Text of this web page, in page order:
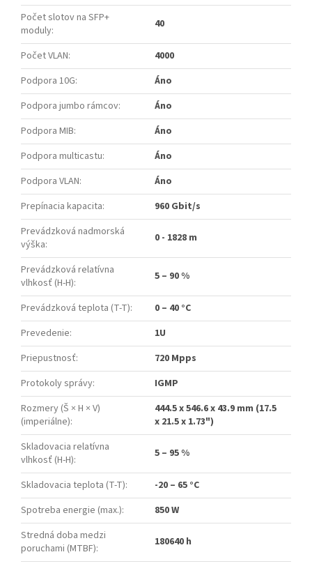
Počet slotov na SFP+
moduly: 40
Počet VLAN:
4000
Podpora 10G:
Áno
Podpora jumbo rámcov:
Áno
Podpora MIB:
Áno
Podpora multicastu:
Áno
Podpora VLAN:
Áno
Prepínacia kapacita:
960 Gbit/s
Prevádzková nadmorská
výška: 0 - 1828 m
Prevádzková relatívna
vlhkosť (H-H): 5 – 90 %
Prevádzková teplota (T-T):
0 – 40 °C
Prevedenie:
1U
Priepustnosť:
720 Mpps
Protokoly správy:
IGMP
Rozmery (Š × H × V)
(imperiálne):
444.5 x 546.6 x 43.9 mm (17.5
x 21.5 x 1.73")
Skladovacia relatívna
vlhkosť (H-H): 5 – 95 %
Skladovacia teplota (T-T):
-20 – 65 °C
Spotreba energie (max.):
850 W
Stredná doba medzi
poruchami (MTBF): 180640 h